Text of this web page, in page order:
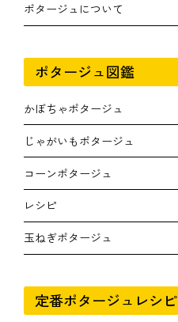
ポタージュについて
ポタージュ図鑑
かぼちゃポタージュ
じゃがいもポタージュ
コーンポタージュ
レシピ
玉ねぎポタージュ
定番ポタージュレシピ